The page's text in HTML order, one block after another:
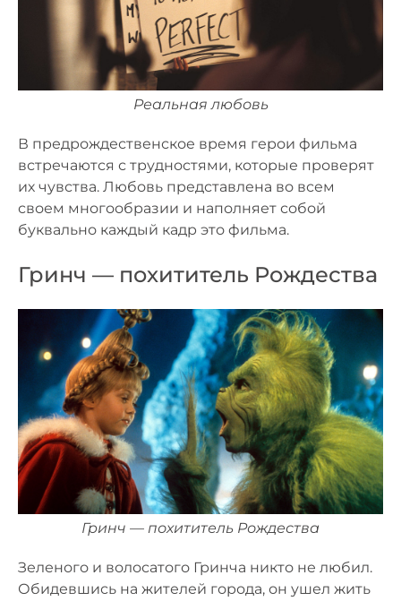
Реальная любовь
В предрождественское время герои фильма
встречаются с трудностями, которые проверят
их чувства. Любовь представлена во всем
своем многообразии и наполняет собой
буквально каждый кадр это фильма.
Гринч — похититель Рождества
Гринч — похититель Рождества
Зеленого и волосатого Гринча никто не любил.
Обидевшись на жителей города, он ушел жить